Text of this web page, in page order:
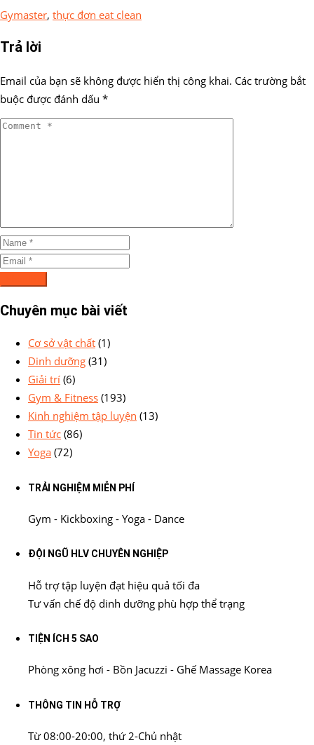
Gymaster, thực đơn eat clean
Trả lời
Email của bạn sẽ không được hiển thị công khai. Các trường bắt
buộc được đánh dấu *
Chuyên mục bài viết
Cơ sở vật chất (1)
Dinh dưỡng (31)
Giải trí (6)
Gym & Fitness (193)
Kinh nghiệm tập luyện (13)
Tin tức (86)
Yoga (72)
TRẢI NGHIỆM MIỄN PHÍ
Gym - Kickboxing - Yoga - Dance
ĐỘI NGŨ HLV CHUYÊN NGHIỆP
Hỗ trợ tập luyện đạt hiệu quả tối đa
Tư vấn chế độ dinh dưỡng phù hợp thể trạng
TIỆN ÍCH 5 SAO
Phòng xông hơi - Bồn Jacuzzi - Ghế Massage Korea
THÔNG TIN HỖ TRỢ
Từ 08:00-20:00, thứ 2-Chủ nhật